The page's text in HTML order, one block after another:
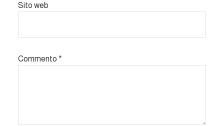
Sito web
Commento *